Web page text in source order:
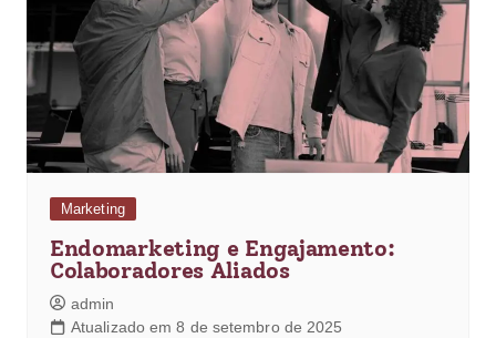
Marketing
Endomarketing e Engajamento:
Colaboradores Aliados
admin
Atualizado em 8 de setembro de 2025